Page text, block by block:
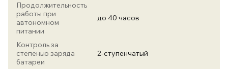
Продолжительность
работы при
автономном
питании
до 40 часов
Контроль за
степенью заряда
батареи
2-ступенчатый